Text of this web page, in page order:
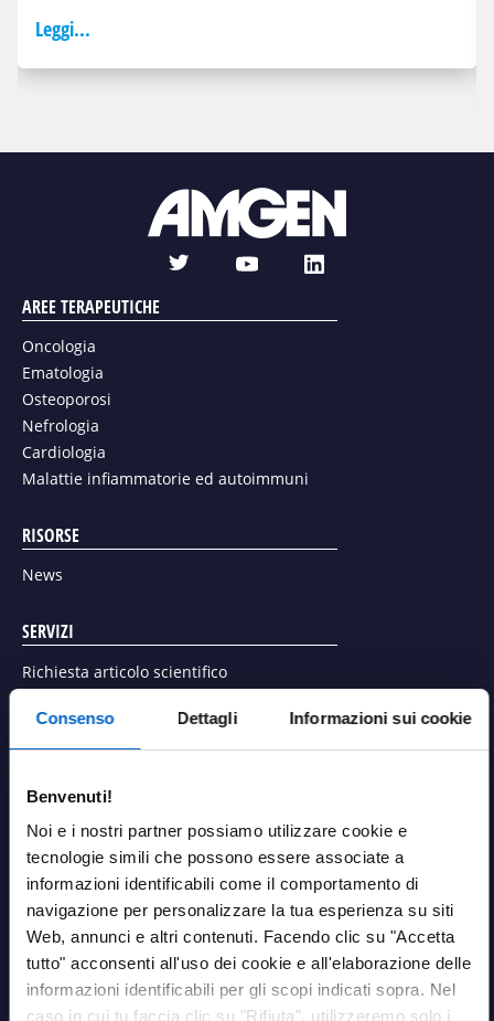
Consenso Dettagli Informazioni sui cookie
Benvenuti!
Noi e i nostri partner possiamo utilizzare cookie e
tecnologie simili che possono essere associate a
informazioni identificabili come il comportamento di
navigazione per personalizzare la tua esperienza su siti
Web, annunci e altri contenuti. Facendo clic su "Accetta
tutto" acconsenti all'uso dei cookie e all'elaborazione delle
informazioni identificabili per gli scopi indicati sopra. Nel
caso in cui tu faccia clic su "Rifiuta", utilizzeremo solo i
Leggi...
t
i
y
u
l
n
AREE TERAPEUTICHE
Oncologia
Ematologia
Osteoporosi
Nefrologia
Cardiologia
Malattie infiammatorie ed autoimmuni
RISORSE
News
SERVIZI
Richiesta articolo scientifico
Richiedi una valutazione di stabilità della temperatura dei
AREA PERSONALE
Login
LINK UTILI
Contatti
Termini e condizioni
Privacy Policy
Cookies Policy